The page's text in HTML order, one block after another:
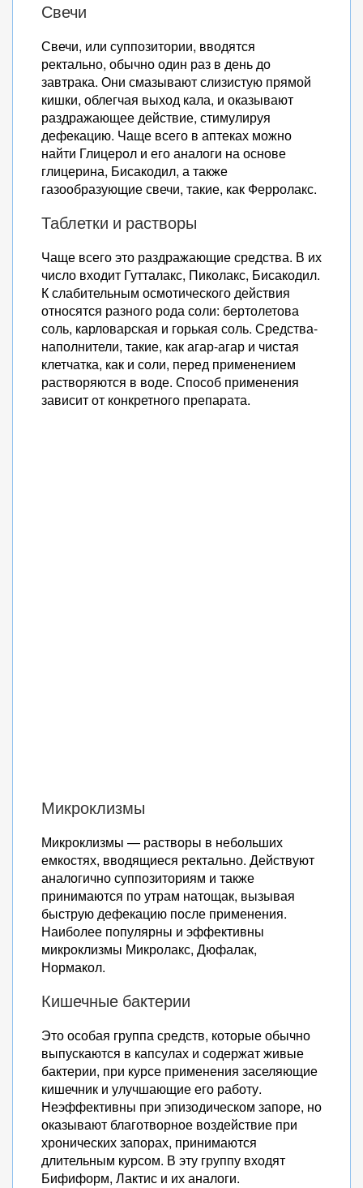
Свечи
Свечи, или суппозитории, вводятся
ректально, обычно один раз в день до
завтрака. Они смазывают слизистую прямой
кишки, облегчая выход кала, и оказывают
раздражающее действие, стимулируя
дефекацию. Чаще всего в аптеках можно
найти Глицерол и его аналоги на основе
глицерина, Бисакодил, а также
газообразующие свечи, такие, как Ферролакс.
Таблетки и растворы
Чаще всего это раздражающие средства. В их
число входит Гутталакс, Пиколакс, Бисакодил.
К слабительным осмотического действия
относятся разного рода соли: бертолетова
соль, карловарская и горькая соль. Средства-
наполнители, такие, как агар-агар и чистая
клетчатка, как и соли, перед применением
растворяются в воде. Способ применения
зависит от конкретного препарата.
Микроклизмы
Микроклизмы — растворы в небольших
емкостях, вводящиеся ректально. Действуют
аналогично суппозиториям и также
принимаются по утрам натощак, вызывая
быструю дефекацию после применения.
Наиболее популярны и эффективны
микроклизмы Микролакс, Дюфалак,
Нормакол.
Кишечные бактерии
Это особая группа средств, которые обычно
выпускаются в капсулах и содержат живые
бактерии, при курсе применения заселяющие
кишечник и улучшающие его работу.
Неэффективны при эпизодическом запоре, но
оказывают благотворное воздействие при
хронических запорах, принимаются
длительным курсом. В эту группу входят
Бифиформ, Лактис и их аналоги.